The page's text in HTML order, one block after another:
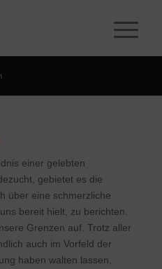
einer gelebten
gebietet es die
über eine schmerzliche
bereit hielt, zu berichten.
Grenzen auf. Trotz aller
auch im Vorfeld der
haben walten lassen,